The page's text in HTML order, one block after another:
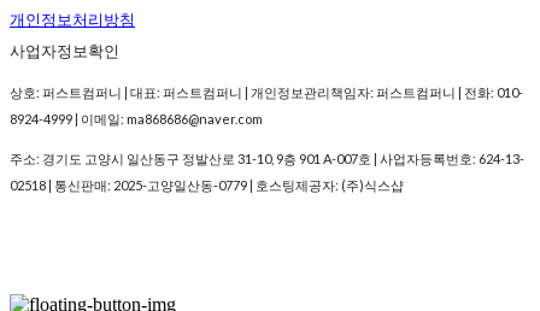
개인정보처리방침
사업자정보확인
상호: 퍼스트컴퍼니 | 대표: 퍼스트컴퍼니 | 개인정보관리책임자: 퍼스트컴퍼니 | 전화: 010-
8924-4999 | 이메일: ma868686@naver.com
주소: 경기도 고양시 일산동구 정발산로 31-10, 9층 901 A-007호 | 사업자등록번호: 624-13-
02518 | 통신판매: 2025-고양일산동-0779 | 호스팅제공자: (주)식스샵